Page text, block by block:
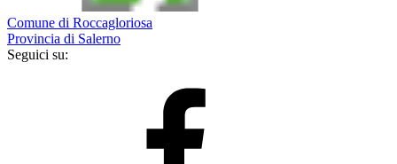
Comune di Roccagloriosa
Provincia di Salerno
Seguici su: